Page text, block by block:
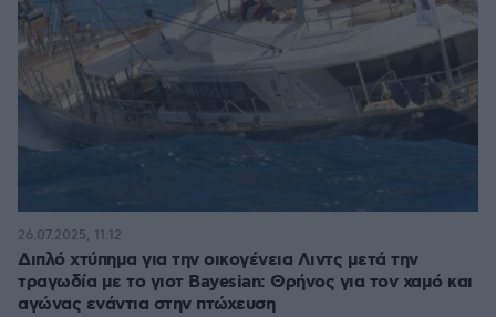
Διπλό χτύπημα για την οικογένεια Λιντς μετά την
τραγωδία με το γιοτ Bayesian: Θρήνος για τον χαμό και
αγώνας ενάντια στην πτώχευση
26.07.2025, 11:12